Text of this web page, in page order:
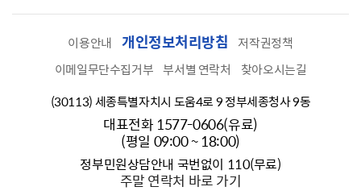
이용안내 개인정보처리방침
저작권정책
이메일무단수집거부 부서별 연락처
찾아오시는길
(30113) 세종특별자치시 도움4로 9 정부세종청사 9동
대표전화 1577-0606(유료)
(평일 09:00 ~ 18:00)
정부민원상담안내 국번없이 110(무료)
주말 연락처 바로 가기